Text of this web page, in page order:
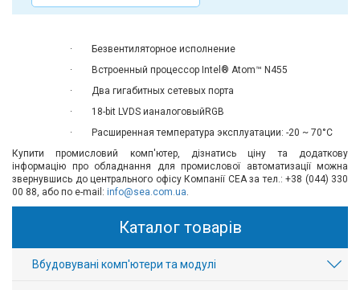
Підтримка
Блог· Безвентиляторное исполнение
· Встроенный процессор Intel® Atom™ N455
· Два гигабитных сетевых порта
· 18-bit LVDS ианалоговыйRGB
· Расширенная температура эксплуатации: -20 ~ 70°C
Купити промисловий комп'ютер, дізнатись ціну та додаткову
інформацію про обладнання для промислової автоматизації можна
звернувшись до центрального офісу Компанії СЕА за тел.: +38 (044) 330
00 88, або по e-mail: info@sea.com.ua.
Каталог товарів
Вбудовувані комп'ютери та модулі